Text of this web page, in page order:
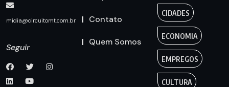
midia@circuitomt.com.br
Seguir
Contato
Quem Somos
CIDADES
ECONOMIA
EMPREGOS
CULTURA